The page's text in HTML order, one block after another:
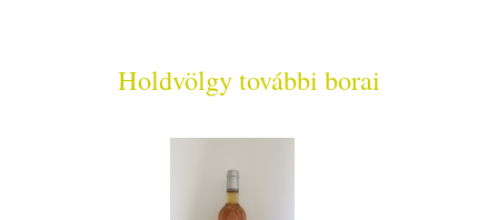
Holdvölgy további borai